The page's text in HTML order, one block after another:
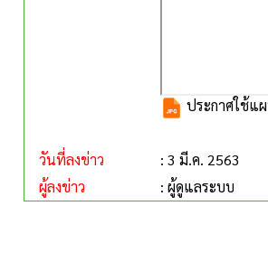
ประกาศใช้แ
วันที่ลงข่าว
: 3 มี.ค. 2563
ผู้ลงข่าว
: ผู้ดูแลระบบ